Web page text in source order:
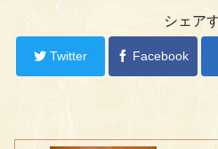
シェア
Twitter Facebook